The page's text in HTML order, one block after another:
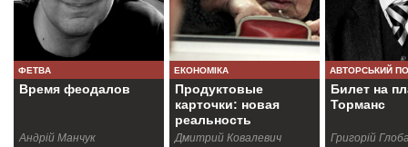
ФЕТВА
Время феодалов
Андрiй Манчук
ЕКОНОМІКА
Продуктовые
карточки: новая
реальность
Дмитрий Ковалевич
АВТОРСЬКИЙ
Билет на
Торманс
Григорій